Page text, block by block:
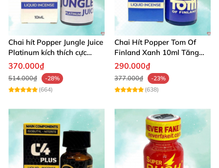
Chai hít Popper Jungle Juice
Platinum kích thích cực
mạnh
370.000₫
514.000₫
-28%
(664)
Chai Hít Popper Tom Of
Finland Xanh 10ml Tăng
Ham Muốn Hậu Môn
290.000₫
377.000₫
-23%
(638)